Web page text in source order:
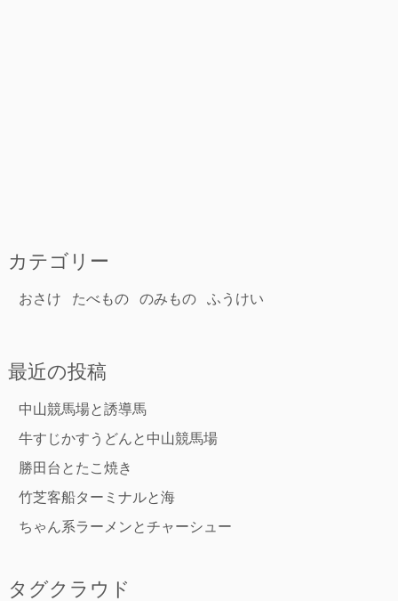
カテゴリー
おさけ たべもの のみもの ふうけい
最近の投稿
中山競馬場と誘導馬
牛すじかすうどんと中山競馬場
勝田台とたこ焼き
竹芝客船ターミナルと海
ちゃん系ラーメンとチャーシュー
タグクラウド